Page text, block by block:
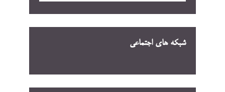
شبکه های اجتماعی